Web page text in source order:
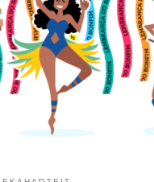
ΦΕΒΡΟΥΑΡιΟΥ 2023 ΣΤΙΣ 1:30
Σφηττίων 10, Κ. Πετράλωνα,
Συντονισμός: Αρετή Μίγγου
στοιχείο της
Σε αυτό το σεμινάριο θα
πολυρυθμία […]